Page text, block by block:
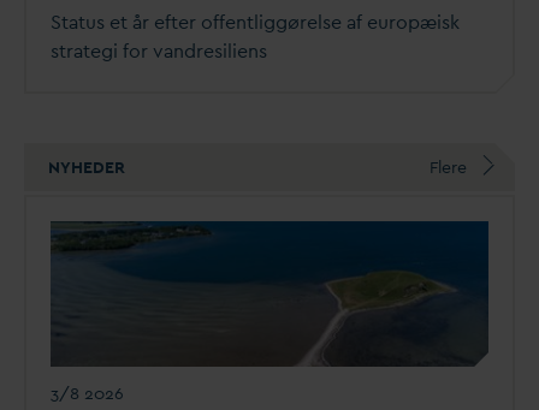
Status et år efter offentliggørelse af europæisk
strategi for vandresiliens
NYHEDER Flere
3/8 2026